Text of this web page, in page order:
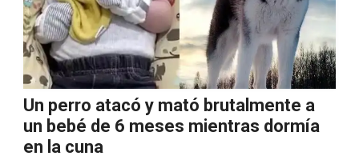
Un perro atacó y mató brutalmente a
un bebé de 6 meses mientras dormía
en la cuna